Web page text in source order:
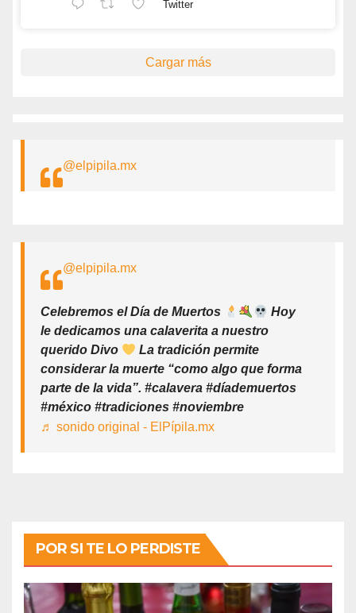
Twitter
Cargar más
@elpipila.mx
@elpipila.mx
Celebremos el Día de Muertos
Hoy
le dedicamos una calaverita a nuestro
querido Divo
La tradición permite
considerar la muerte “como algo que forma
parte de la vida”. #calavera #díademuertos
#méxico #tradiciones #noviembre
♬ sonido original - ElPípila.mx
POR SI TE LO PERDISTE